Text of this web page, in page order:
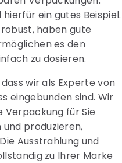
ein gutes Beispiel.
haben gute
es den
zu dosieren.
wir als Experte von
eingebunden sind. Wir
für Sie
produzieren,
Ausstrahlung und
zu Ihrer Marke